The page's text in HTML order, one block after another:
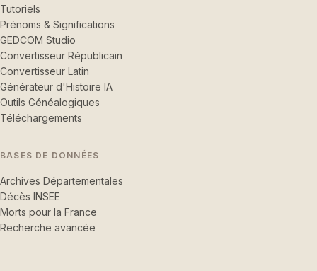
Tutoriels
Prénoms & Significations
GEDCOM Studio
Convertisseur Républicain
Convertisseur Latin
Générateur d'Histoire IA
Outils Généalogiques
Téléchargements
BASES DE DONNÉES
Archives Départementales
Décès INSEE
Morts pour la France
Recherche avancée